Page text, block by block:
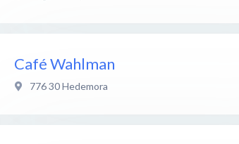
Café Wahlman
776 30Hedemora